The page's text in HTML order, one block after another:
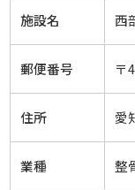
施設名 西
郵便番号 〒
住所 愛
業種 整